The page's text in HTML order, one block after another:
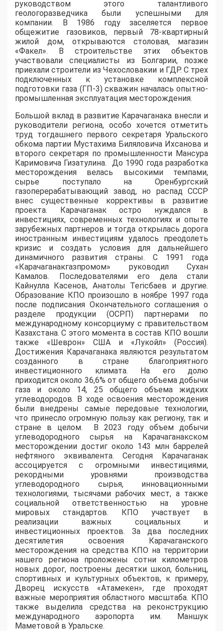
руководством этого талантливого
геологоразведчика были успешными для
компании. В 1986 году заселяется первое
общежитие газовиков, первый 78-квартирный
жилой дом, открываются столовая, магазин
«Факел». В строительстве этих объектов
участвовали специалисты из Болгарии, позже
приехали строители из Чехословакии и ГДР. С трех
подключенных к установке комплексной
подготовки газа (ГП-3) скважин началась опытно-
промышленная эксплуатация месторождения.
Большой вклад в развитие Карачаганака внесли и
руководители региона, особо хочется отметить
труд тогдашнего первого секретаря Уральского
обкома партии Мустахима Биляловича Ихсанова и
второго секретаря по промышленности Мансура
Каримовича Гизатулина. До 1990 года разработка
месторождения велась высокими темпами,
сырье поступало на Оренбургский
газоперерабатывающий завод, но распад СССР
внес существенные коррективы в развитие
проекта. Карачаганак остро нуждался в
инвестициях, современных технологиях и опыте
зарубежных партнеров и тогда открылась дорога
иностранным инвестициям удалось преодолеть
кризис и создать условия для дальнейшего
динамичного развития страны. С 1991 года
«Карачаганакгазпромом» руководил Сухан
Камалов. Последователями его дела стали
Кайнулла Касенов, Анатолы Тегісбаев и другие.
Образование КПО произошло в ноябре 1997 года
после подписания Окончательного соглашения о
разделе продукции (ОСРП) партнерами по
международному консорциуму с правительством
Казахстана. С этого момента в состав КПО вошли
также «Шеврон» США и «Лукойл» (Россия).
Достижения Карачаганака являются результатом
созданного в стране благоприятного
инвестиционного климата. На его долю
приходится около 36,6% от общего объема добычи
газа и около 14, 25 общего объема жидких
углеводородов. В ходе освоения месторождения
были внедрены самые передовые технологии,
что принесло огромную пользу как региону, так и
стране в целом. В 2023 году объем добычи
углеводородного сырья на Карачаганакском
месторождении достиг около 143 млн баррелей
нефтяного эквивалента. Сегодня Карачаганак
ассоцируется с огромными инвестициями,
рекордными уровнями производства
углеводородного сырья, инновационными
технологиями, тысячами рабочих мест, а также
социальной ответственностью на уровне
мировых стандартов. КПО участвует в
реализации важных социальных и
инвестиционных проектов. За два последних
десятилетия освоения Карачаганского
месторождения на средства КПО на территории
нашего региона проложены сотни километров
новых дорог, построены десятки школ, больниц,
спортивных и культурных объектов, к примеру,
Дворец искусств «Атамекен», где проходят
важные мероприятия областного масштаба. КПО
также выделила средства на реконструкцию
международного аэропорта им. Маншук
Маметовой в Уральске.